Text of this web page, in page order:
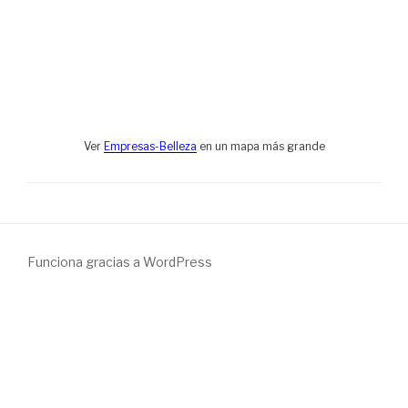
Ver Empresas-Belleza en un mapa más grande
Funciona gracias a WordPress